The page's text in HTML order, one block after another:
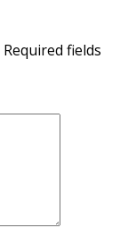
Required fields